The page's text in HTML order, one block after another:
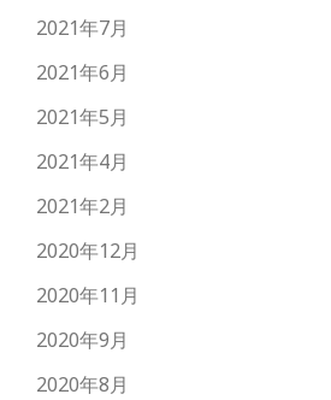
2021年7月
2021年6月
2021年5月
2021年4月
2021年2月
2020年12月
2020年11月
2020年9月
2020年8月